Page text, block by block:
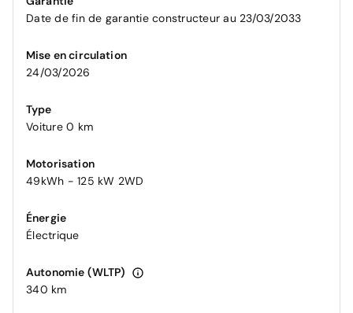
Date de fin de garantie constructeur au 23/03/2033
Mise en circulation
24/03/2026
Type
Voiture 0 km
Motorisation
49kWh - 125 kW 2WD
Énergie
Électrique
Autonomie (WLTP)
340 km